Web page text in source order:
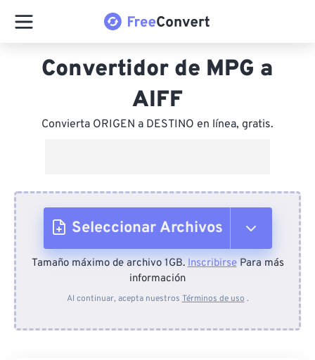
Convertidor de MPG a
AIFF
Convierta ORIGEN a DESTINO en línea, gratis.
Seleccionar Archivos
Desde el dispositivo
Tamaño máximo de archivo 1GB.InscribirsePara más
información
Al continuar, acepta nuestros Términos de uso .